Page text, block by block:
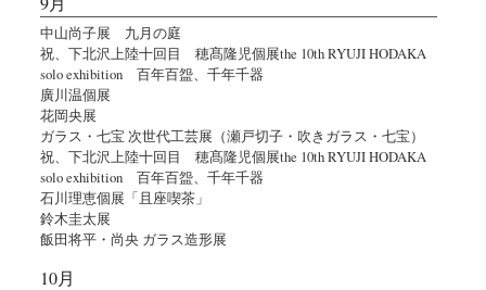
中山尚子展 九月の庭
祝、下北沢上陸十回目 穂髙隆児個展the 10th RYUJI HODAKA
solo exhibition 百年百盌、千年千器
廣川温個展
花岡央展
ガラス・七宝 次世代工芸展（瀬戸切子・吹きガラス・七宝）
祝、下北沢上陸十回目 穂髙隆児個展the 10th RYUJI HODAKA
solo exhibition 百年百盌、千年千器
石川理恵個展「且座喫茶」
鈴木圭太展
飯田将平・尚央 ガラス造形展
10月